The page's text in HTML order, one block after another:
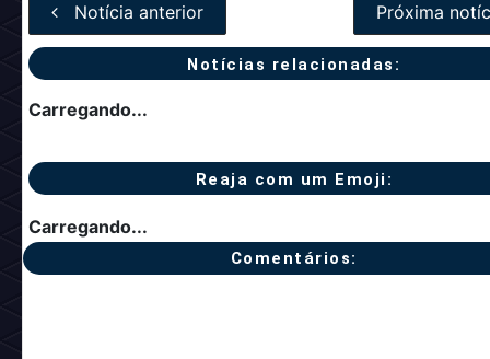
Notícia anterior Próxima
Notícias relacionadas:
Carregando...
Reaja com um Emoji:
Carregando...
Comentários: